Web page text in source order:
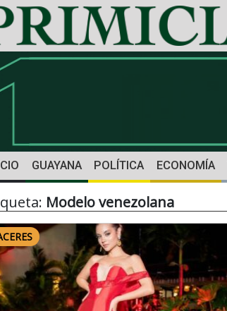
GUAYANA POLÍTICA ECONOMÍA
Modelo venezolana